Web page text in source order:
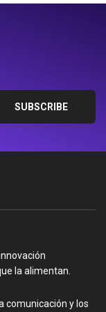
la alimentan.
comunicación y los